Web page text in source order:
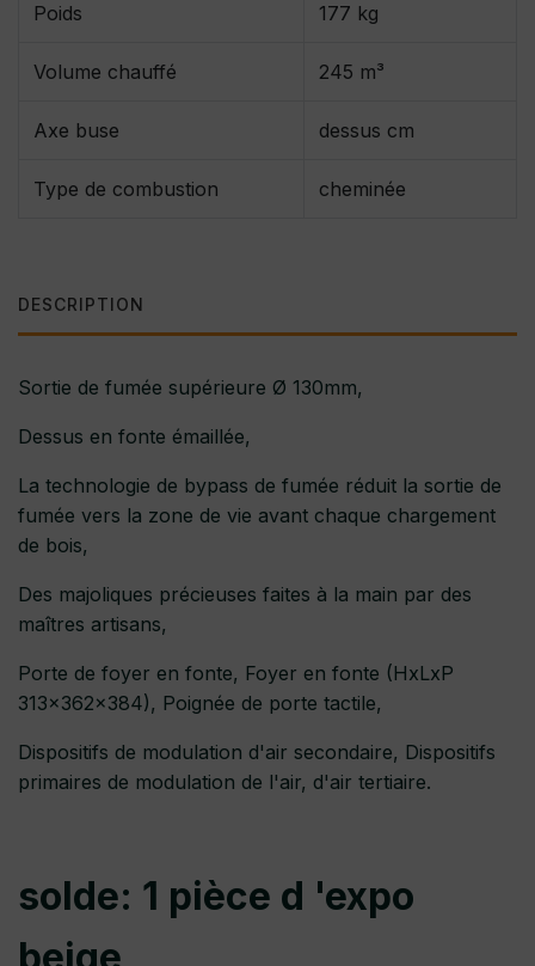
Poids 177 kg
Volume chauffé 245 m³
Axe buse dessus cm
Type de combustion cheminée
DESCRIPTION
Sortie de fumée supérieure Ø 130mm,
Dessus en fonte émaillée,
La technologie de bypass de fumée réduit la sortie de
fumée vers la zone de vie avant chaque chargement
de bois,
Des majoliques précieuses faites à la main par des
maîtres artisans,
Porte de foyer en fonte, Foyer en fonte (HxLxP
313x362x384), Poignée de porte tactile,
Dispositifs de modulation d'air secondaire, Dispositifs
primaires de modulation de l'air, d'air tertiaire.
solde: 1 pièce d 'expo